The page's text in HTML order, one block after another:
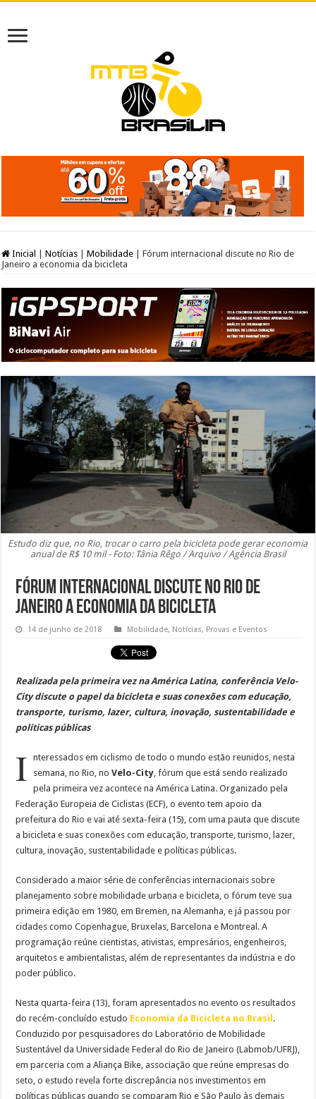
Inicial Notícias Mobilidade
Fórum internacional discute no Rio de
Janeiro a economia da bicicleta
Estudo diz que, no Rio, trocar o carro pela bicicleta pode gerar economia
anual de R$ 10 mil - Foto: Tânia Rêgo / Arquivo / Agência Brasil
Fórum internacional discute no Rio de
Janeiro a economia da bicicleta
14 de junho de 2018 Mobilidade, Notícias, Provas e Eventos
Realizada pela primeira vez na América Latina, conferência Velo-
City discute o papel da bicicleta e suas conexões com educação,
transporte, turismo, lazer, cultura, inovação, sustentabilidade e
políticas públicas
I
nteressados em ciclismo de todo o mundo estão reunidos, nesta
semana, no Rio, noVelo-City, fórum que está sendo realizado
pela primeira vez acontece na América Latina. Organizado pela
Federação Europeia de Ciclistas (ECF), o evento tem apoio da
prefeitura do Rio e vai até sexta-feira (15), com uma pauta que discute
a bicicleta e suas conexões com educação, transporte, turismo, lazer,
cultura, inovação, sustentabilidade e políticas públicas.
Considerado a maior série de conferências internacionais sobre
planejamento sobre mobilidade urbana e bicicleta, o fórum teve sua
primeira edição em 1980, em Bremen, na Alemanha, e já passou por
cidades como Copenhague, Bruxelas, Barcelona e Montreal. A
programação reúne cientistas, ativistas, empresários, engenheiros,
arquitetos e ambientalistas, além de representantes da indústria e do
poder público.
Nesta quarta-feira (13), foram apresentados no evento os resultados
do recém-concluído estudo Economia da Bicicleta no Brasil .
Conduzido por pesquisadores do Laboratório de Mobilidade
Sustentável da Universidade Federal do Rio de Janeiro (Labmob/UFRJ),
em parceria com a Aliança Bike, associação que reúne empresas do
seto, o estudo revela forte discrepância nos investimentos em
políticas públicas quando se comparam Rio e São Paulo às demais